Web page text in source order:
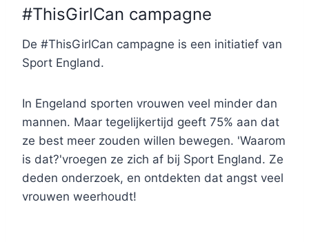
#ThisGirlCan campagne
De #ThisGirlCan campagne is een initiatief van
Sport England.
In Engeland sporten vrouwen veel minder dan
mannen. Maar tegelijkertijd geeft 75% aan dat
ze best meer zouden willen bewegen. 'Waarom
is dat?'vroegen ze zich af bij Sport England. Ze
deden onderzoek, en ontdekten dat angst veel
vrouwen weerhoudt!